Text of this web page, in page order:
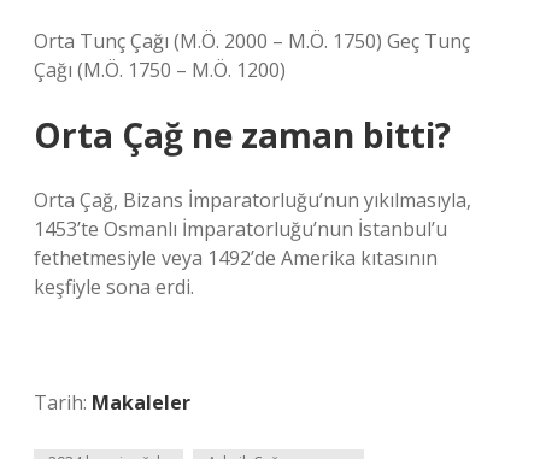
Orta Tunç Çağı (M.Ö. 2000 – M.Ö. 1750) Geç Tunç
Çağı (M.Ö. 1750 – M.Ö. 1200)
Orta Çağ ne zaman bitti?
Orta Çağ, Bizans İmparatorluğu’nun yıkılmasıyla,
1453’te Osmanlı İmparatorluğu’nun İstanbul’u
fethetmesiyle veya 1492’de Amerika kıtasının
keşfiyle sona erdi.
Tarih: Makaleler